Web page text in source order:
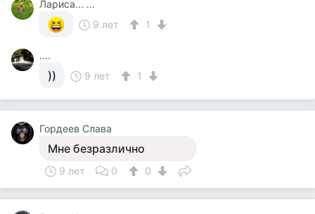
Лариса... ...
9 лет
1
....
)) 9 лет 1
Гордеев Слава
Мне безразлично
9 лет 0 0